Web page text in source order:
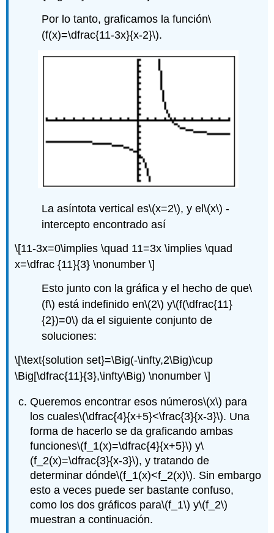
Por lo tanto, graficamos la función\
(f(x)=\dfrac{11-3x}{x-2}\).
La asíntota vertical es\(x=2\), y el\(x\) -
intercepto encontrado así
\[11-3x=0\implies \quad 11=3x \implies \quad
x=\dfrac {11}{3} \nonumber \]
Esto junto con la gráfica y el hecho de que\
(f\) está indefinido en\(2\) y\(f(\dfrac{11}
{2})=0\) da el siguiente conjunto de
soluciones:
\[\text{solution set}=\Big(-\infty,2\Big)\cup
\Big[\dfrac{11}{3},\infty\Big) \nonumber \]
Queremos encontrar esos números\(x\) para
los cuales\(\dfrac{4}{x+5}<\frac{3}{x-3}\). Una
forma de hacerlo se da graficando ambas
funciones\(f_1(x)=\dfrac{4}{x+5}\) y\
(f_2(x)=\dfrac{3}{x-3}\), y tratando de
determinar dónde\(f_1(x)<f_2(x)\). Sin embargo
esto a veces puede ser bastante confuso,
como los dos gráficos para\(f_1\) y\(f_2\)
muestran a continuación.